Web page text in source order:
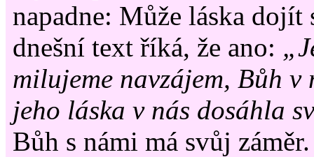
napadne: Může láska dojít
dnešní text říká, že ano:
milujeme navzájem, Bůh v
jeho láska v nás dosáhla
Bůh s námi má svůj